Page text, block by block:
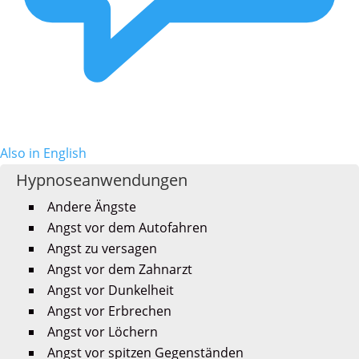
Also in English
Hypnoseanwendungen
Andere Ängste
Angst vor dem Autofahren
Angst zu versagen
Angst vor dem Zahnarzt
Angst vor Dunkelheit
Angst vor Erbrechen
Angst vor Löchern
Angst vor spitzen Gegenständen